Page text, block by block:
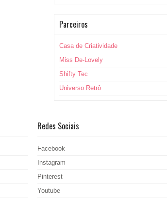
Parceiros
Casa de Criatividade
Miss De-Lovely
Shifty Tec
Universo Retrô
Redes Sociais
Facebook
Instagram
Pinterest
Youtube